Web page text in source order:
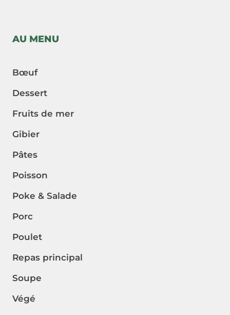
AU MENU
Bœuf
Dessert
Fruits de mer
Gibier
Pâtes
Poisson
Poke & Salade
Porc
Poulet
Repas principal
Soupe
Végé